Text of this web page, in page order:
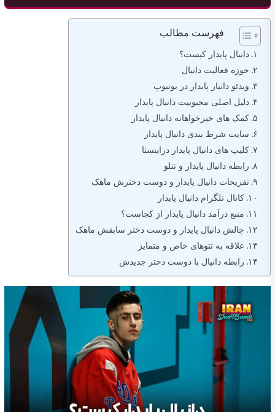
فهرست مطالب
دانیال پایدار کیست؟
حوزه فعالیت دانیال
ویدئو دانیار پایدار در یوتیوپ
دلیل اصلی محبوبیت دانیال پایدار
کمک های خیرخواهانه دانیال پایدار
سایت شرط بندی دانیال پایدار
کلیپ های دانیال پایدار دراینستا
رابطه دانیال پایدار و تتلو
تفریحات دانیال پایدار و دوست دخترش ماهک
کانال تلگرام دانیال پایدار
منبع درآمد دانیال پایدار از کجاست؟
چالش دانیال پایدار و دوست دختر سابقش ماهک
علاقه به تتوهای خاص و متمایز
رابطه دانیال با دوست دختر جدیدش‌